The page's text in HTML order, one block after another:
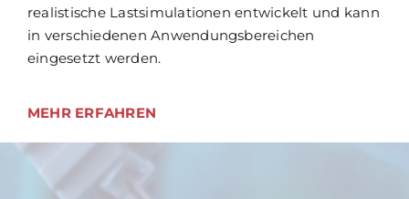
realistische Lastsimulationen entwickelt und kann
in verschiedenen Anwendungsbereichen
eingesetzt werden.
MEHR ERFAHREN